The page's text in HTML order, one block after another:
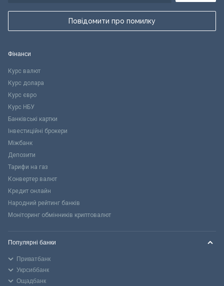
Повідомити про помилку
Фінанси
Курс валют
Курс долара
Курс євро
Курс НБУ
Банківські картки
Інвестиційні брокери
Міжбанк
Депозити
Тарифи на газ
Конвертер валют
Кредит онлайн
Народний рейтинг банків
Моніторинг обмінників криптовалют
Популярні банки
Приватбанк
Укрсиббанк
Ощадбанк